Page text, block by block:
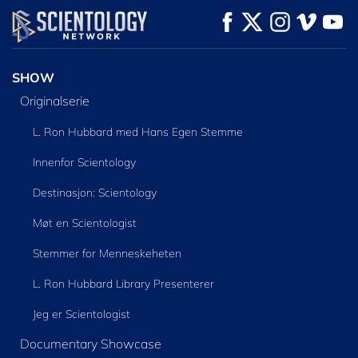
SE UTFORSK SERIEN
SHOW
Originalserie
L. Ron Hubbard med Hans Egen Stemme
Innenfor Scientology
Destinasjon: Scientology
Møt en Scientologist
Stemmer for Menneskeheten
L. Ron Hubbard Library Presenterer
Jeg er Scientologist
Documentary Showcase